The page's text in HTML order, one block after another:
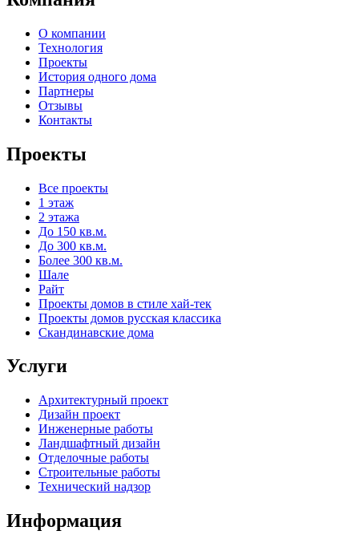
О компании
Технология
Проекты
История одного дома
Партнеры
Отзывы
Контакты
Проекты
Все проекты
1 этаж
2 этажа
До 150 кв.м.
До 300 кв.м.
Более 300 кв.м.
Шале
Райт
Проекты домов в стиле хай-тек
Проекты домов русская классика
Скандинавские дома
Услуги
Архитектурный проект
Дизайн проект
Инженерные работы
Ландшафтный дизайн
Отделочные работы
Строительные работы
Технический надзор
Информация